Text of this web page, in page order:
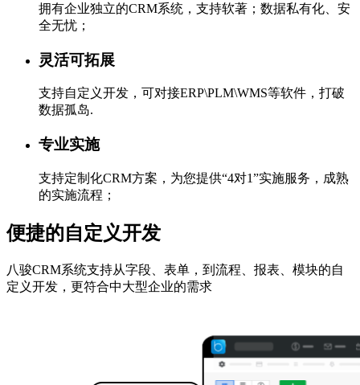
拥有企业独立的CRM系统，支持软著；数据私有化、安
全无忧；
灵活可拓展
支持自定义开发，可对接ERP\PLM\WMS等软件，打破
数据孤岛.
专业实施
支持定制化CRM方案，为您提供“4对1”实施服务，成熟
的实施流程；
便捷的自定义开发
八骏CRM系统支持从字段、表单，到流程、报表、模块的自
定义开发，更符合中大型企业的需求